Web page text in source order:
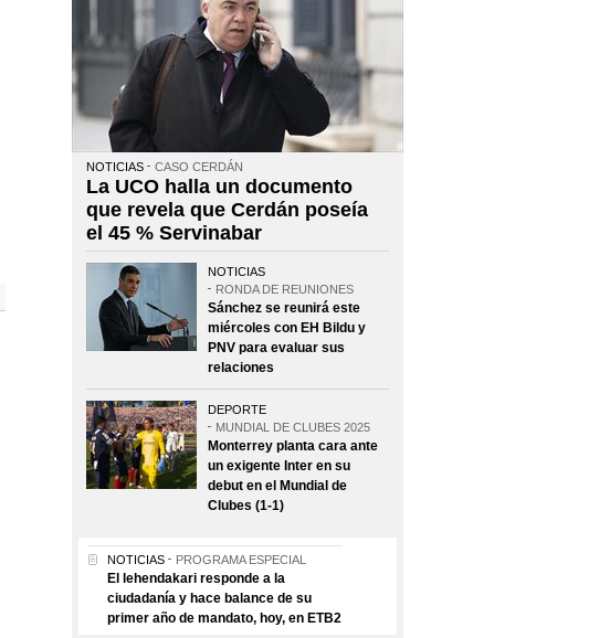
NOTICIAS CASO CERDÁN
La UCO halla un documento
que revela que Cerdán poseía
el 45 % Servinabar
NOTICIAS
RONDA DE REUNIONES
Sánchez se reunirá este
miércoles con EH Bildu y
PNV para evaluar sus
relaciones
DEPORTE
MUNDIAL DE CLUBES 2025
Monterrey planta cara ante
un exigente Inter en su
debut en el Mundial de
Clubes (1-1)
NOTICIAS PROGRAMA ESPECIAL
El lehendakari responde a la
ciudadanía y hace balance de su
primer año de mandato, hoy, en ETB2